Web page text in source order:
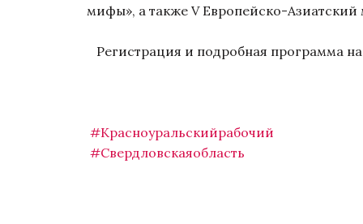
мифы», а также V Европейско-
Регистрация и подробная программа на
#Красноуральскийрабочий
#Свердловскаяобласть